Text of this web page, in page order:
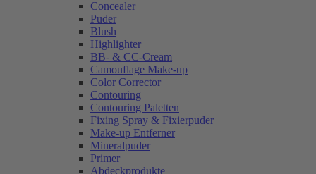
Concealer
Puder
Blush
Highlighter
BB- & CC-Cream
Camouflage Make-up
Color Corrector
Contouring
Contouring Paletten
Fixing Spray & Fixierpuder
Make-up Entferner
Mineralpuder
Primer
Abdeckprodukte